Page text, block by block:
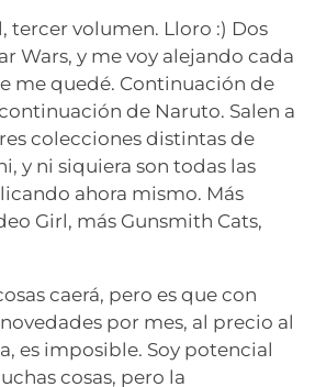
tercer volumen. Lloro :) Dos
Wars, y me voy alejando cada
me quedé. Continuación de
de Naruto. Salen a
colecciones distintas de
y ni siquiera son todas las
ahora mismo. Más
Girl, más Gunsmith Cats,
caerá, pero es que con
por mes, al precio al
es imposible. Soy potencial
cosas, pero la